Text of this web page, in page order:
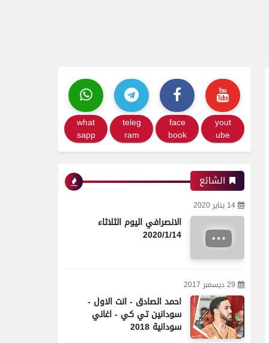
yout
ube
face
book
teleg
ram
what
sapp
الشائع
14 يناير 2020
الانصرافي اليوم الثلاثاء
2020/1/14
29 ديسمبر 2017
احمد الصادق - انت الاول -
سودانين تي كي - اغاني
سودانية 2018